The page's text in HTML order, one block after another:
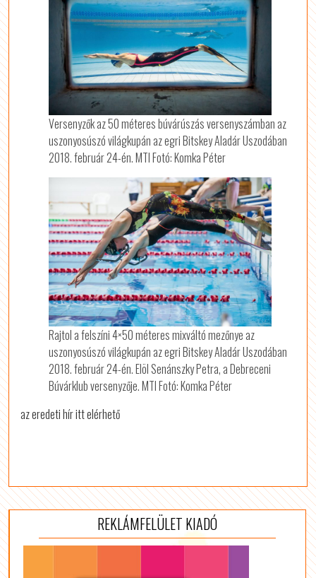
Versenyzők az 50 méteres búvárúszás versenyszámban az
uszonyosúszó világkupán az egri Bitskey Aladár Uszodában
2018. február 24-én. MTI Fotó: Komka Péter
Rajtol a felszíni 4×50 méteres mixváltó mezőnye az
uszonyosúszó világkupán az egri Bitskey Aladár Uszodában
2018. február 24-én. Elöl Senánszky Petra, a Debreceni
Búvárklub versenyzője. MTI Fotó: Komka Péter
az eredeti hír itt elérhető
REKLÁMFELÜLET KIADÓ